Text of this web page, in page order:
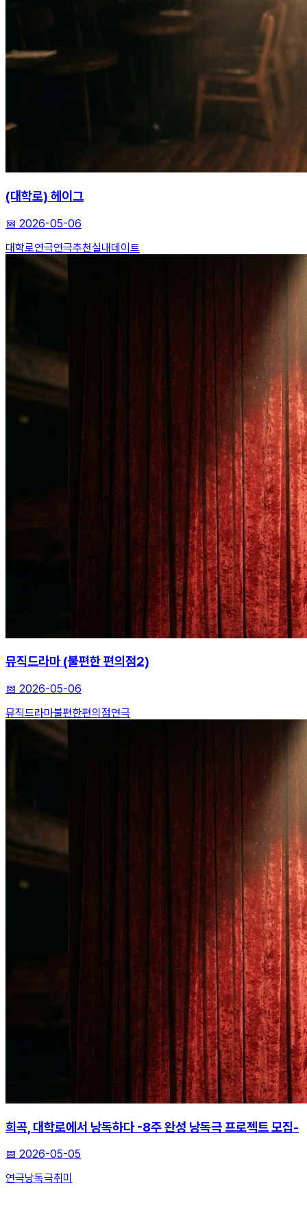
(대학로) 헤이그
📅 2026-05-06
대학로연극연극추천실내데이트
뮤직드라마 (불편한 편의점2)
📅 2026-05-06
뮤직드라마불편한편의점연극
희곡, 대학로에서 낭독하다 -8주 완성 낭독극 프로젝트 모집-
📅 2026-05-05
연극낭독극취미